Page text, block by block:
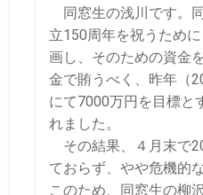
同窓生の浅川です。
立150周年を祝うため
画し、そのための資金
金で賄うべく、昨年（
にて7000万円を目標と
れました。
その結果、４月末で
ておらず、やや危機的
このため、同窓生の柳